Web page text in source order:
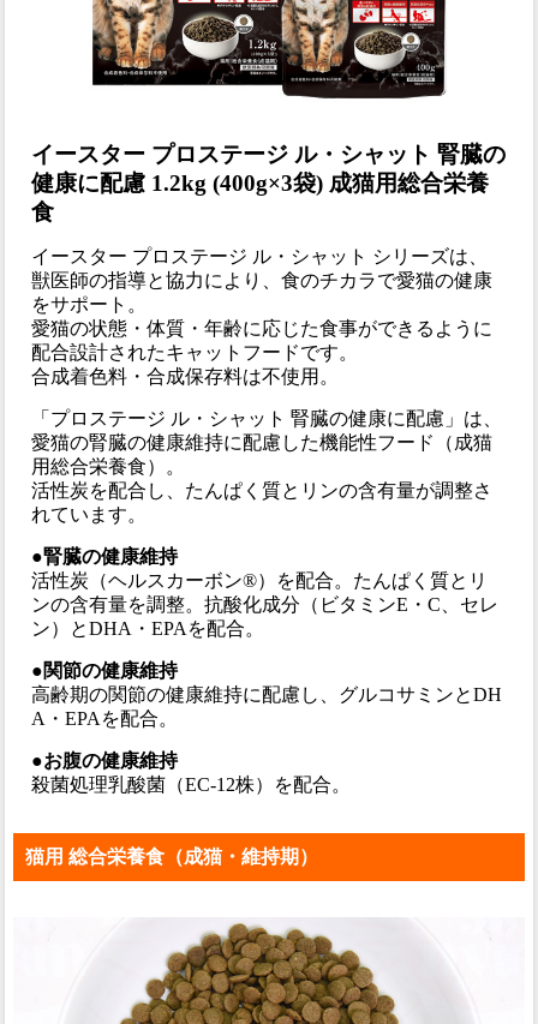
イースター プロステージ ル・シャット 腎臓の
健康に配慮 1.2kg (400g×3袋) 成猫用総合栄養
食
イースター プロステージ ル・シャット シリーズは、
獣医師の指導と協力により、食のチカラで愛猫の健康
をサポート。
愛猫の状態・体質・年齢に応じた食事ができるように
配合設計されたキャットフードです。
合成着色料・合成保存料は不使用。
「プロステージ ル・シャット 腎臓の健康に配慮」は、
愛猫の腎臓の健康維持に配慮した機能性フード（成猫
用総合栄養食）。
活性炭を配合し、たんぱく質とリンの含有量が調整さ
れています。
●腎臓の健康維持
活性炭（ヘルスカーボン®）を配合。たんぱく質とリ
ンの含有量を調整。抗酸化成分（ビタミンE・C、セレ
ン）とDHA・EPAを配合。
●関節の健康維持
高齢期の関節の健康維持に配慮し、グルコサミンとDH
A・EPAを配合。
●お腹の健康維持
殺菌処理乳酸菌（EC-12株）を配合。
猫用 総合栄養食（成猫・維持期）